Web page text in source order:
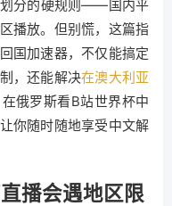
划分的硬规则——国内平
播放。但别慌，这篇指
国加速器，不仅能搞定
，还能解决在澳大利亚
在俄罗斯看B站世界杯中
你随时随地享受中文解
播会遇地区限